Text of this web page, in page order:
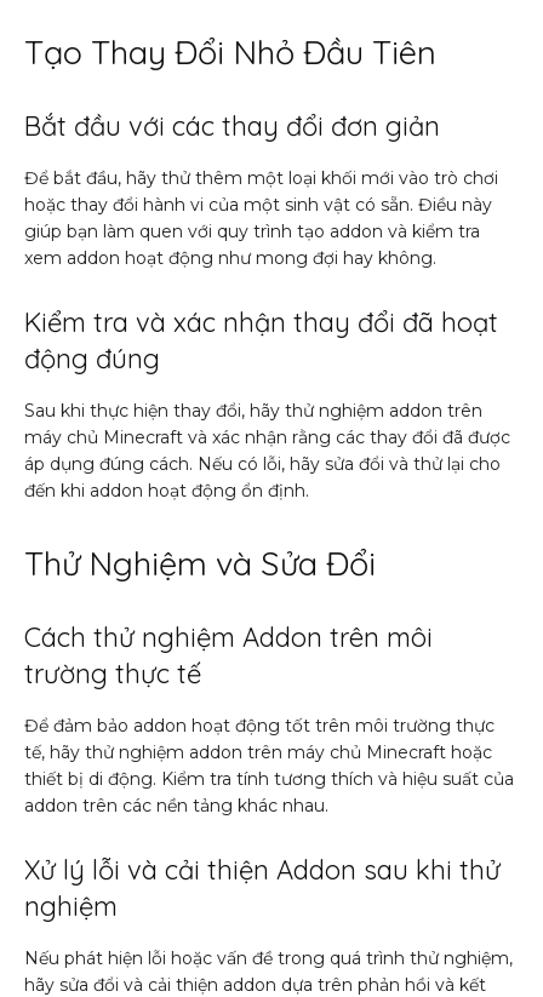
Tạo Thay Đổi Nhỏ Đầu Tiên
Bắt đầu với các thay đổi đơn giản
Để bắt đầu, hãy thử thêm một loại khối mới vào trò chơi
hoặc thay đổi hành vi của một sinh vật có sẵn. Điều này
giúp bạn làm quen với quy trình tạo addon và kiểm tra
xem addon hoạt động như mong đợi hay không.
Kiểm tra và xác nhận thay đổi đã hoạt
động đúng
Sau khi thực hiện thay đổi, hãy thử nghiệm addon trên
máy chủ Minecraft và xác nhận rằng các thay đổi đã được
áp dụng đúng cách. Nếu có lỗi, hãy sửa đổi và thử lại cho
đến khi addon hoạt động ổn định.
Thử Nghiệm và Sửa Đổi
Cách thử nghiệm Addon trên môi
trường thực tế
Để đảm bảo addon hoạt động tốt trên môi trường thực
tế, hãy thử nghiệm addon trên máy chủ Minecraft hoặc
thiết bị di động. Kiểm tra tính tương thích và hiệu suất của
addon trên các nền tảng khác nhau.
Xử lý lỗi và cải thiện Addon sau khi thử
nghiệm
Nếu phát hiện lỗi hoặc vấn đề trong quá trình thử nghiệm,
hãy sửa đổi và cải thiện addon dựa trên phản hồi và kết